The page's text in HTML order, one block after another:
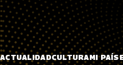
Pasar al contenido principal
ACTUALIDADCULTURAMI PAÍS